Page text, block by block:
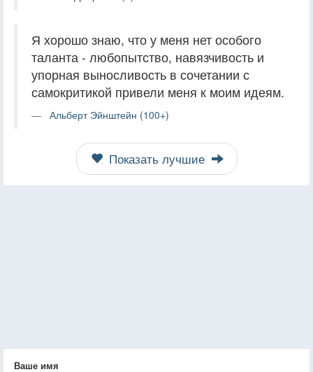
Я хорошо знаю, что у меня нет особого
таланта - любопытство, навязчивость и
упорная выносливость в сочетании с
самокритикой привели меня к моим идеям.
Альберт Эйнштейн (100+)
Показать лучшие
Ваше имя